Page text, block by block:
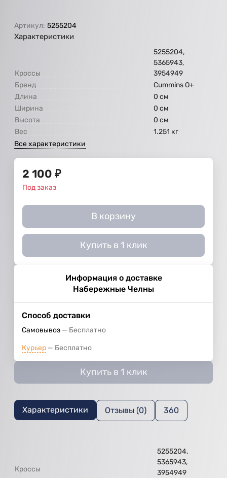
Артикул: 5255204
Характеристики
Кроссы
5255204,
5365943,
3954949
Бренд
Cummins O+
Длина
0 см
Ширина
0 см
Высота
0 см
Вес
1.251 кг
Все характеристики
2 100 ₽
Под заказ
В корзину
Купить в 1 клик
Информация о доставке
Набережные Челны
Способ доставки
Самовывоз Бесплатно
Курьер Бесплатно
Купить в 1 клик
Характеристики Отзывы (0) 360
Кроссы
5255204,
5365943,
3954949